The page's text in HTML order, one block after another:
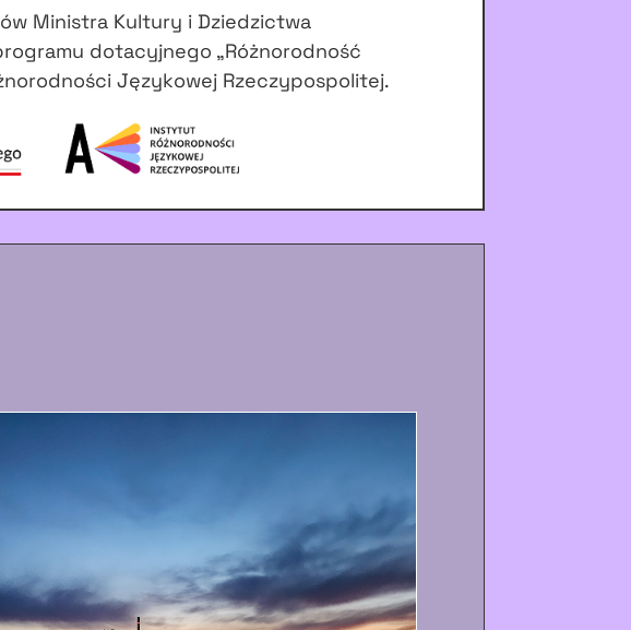
Ministra Kultury i Dziedzictwa
dotacyjnego „Różnorodność
Językowej Rzeczypospolitej.